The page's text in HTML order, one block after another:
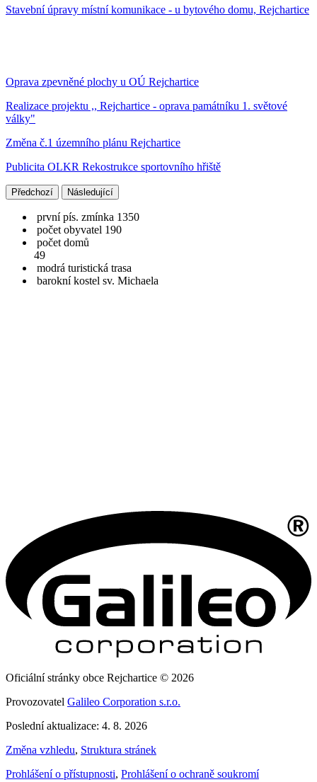
Stavební úpravy místní komunikace - u bytového domu, Rejchartice
Oprava zpevněné plochy u OÚ Rejchartice
Realizace projektu ,, Rejchartice - oprava památníku 1. světové
války"
Změna č.1 územního plánu Rejchartice
Publicita OLKR Rekostrukce sportovního hřiště
Předchozí Následující
první pís. zmínka 1350
počet obyvatel 190
počet domů
49
modrá turistická trasa
barokní kostel sv. Michaela
Oficiální stránky obce Rejchartice © 2026
Provozovatel Galileo Corporation s.r.o.
Poslední aktualizace: 4. 8. 2026
Změna vzhledu, Struktura stránek
Prohlášení o přístupnosti, Prohlášení o ochraně soukromí